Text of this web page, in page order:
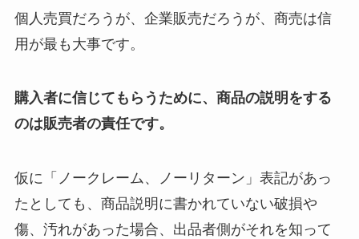
個人売買だろうが、企業販売だろうが、商売は信
用が最も大事です。
購入者に信じてもらうために、商品の説明をする
のは販売者の責任です。
仮に「ノークレーム、ノーリターン」表記があっ
たとしても、商品説明に書かれていない破損や
傷、汚れがあった場合、出品者側がそれを知って